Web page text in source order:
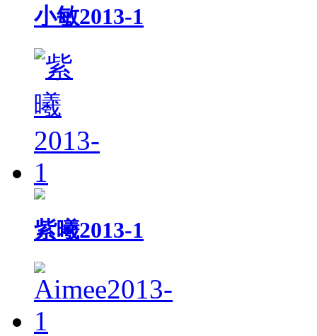
小敏2013-1
紫曦2013-1